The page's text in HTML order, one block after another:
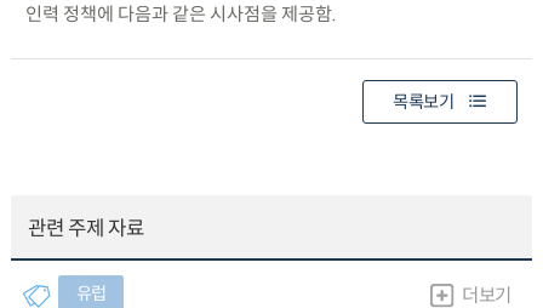
인력 정책에 다음과 같은 시사점을 제공함.
목록보기
관련 주제 자료
유럽 더보기